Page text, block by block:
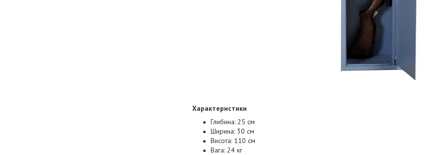
Характеристики
Глибина: 25 см
Ширина: 30 см
Висота: 110 см
Вага: 24 кг